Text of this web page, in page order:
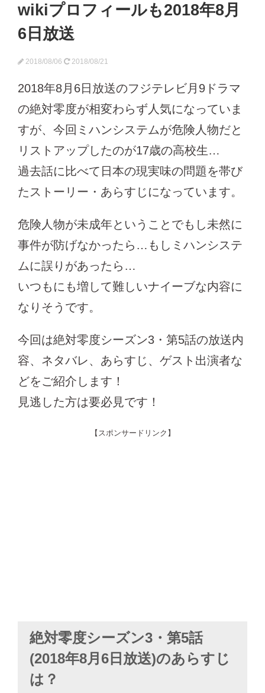
wikiプロフィールも2018年8月
6日放送
2018/08/06 2018/08/21
2018年8月6日放送のフジテレビ月9ドラマ
の絶対零度が相変わらず人気になっていま
すが、今回ミハンシステムが危険人物だと
リストアップしたのが17歳の高校生…
過去話に比べて日本の現実味の問題を帯び
たストーリー・あらすじになっています。
危険人物が未成年ということでもし未然に
事件が防げなかったら…もしミハンシステ
ムに誤りがあったら…
いつもにも増して難しいナイーブな内容に
なりそうです。
今回は絶対零度シーズン3・第5話の放送内
容、ネタバレ、あらすじ、ゲスト出演者な
どをご紹介します！
見逃した方は要必見です！
【スポンサードリンク】
絶対零度シーズン3・第5話
(2018年8月6日放送)のあらすじ
は？